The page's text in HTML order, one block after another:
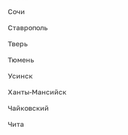
Сочи
Ставрополь
Тверь
Тюмень
Усинск
Ханты-Мансийск
Чайковский
Чита